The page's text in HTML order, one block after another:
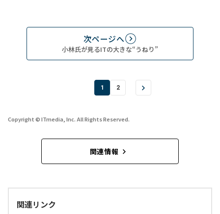
次ページへ
小林氏が見るITの大きな“うねり”
1 2
Copyright © ITmedia, Inc. All Rights Reserved.
関連情報
関連リンク